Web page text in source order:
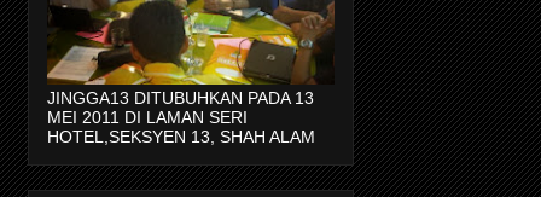
JINGGA13 DITUBUHKAN PADA 13
MEI 2011 DI LAMAN SERI
HOTEL,SEKSYEN 13, SHAH ALAM